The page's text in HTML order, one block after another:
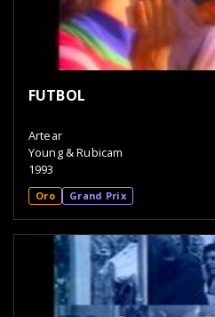
FUTBOL
Artear
Young & Rubicam
1993
Oro Grand Prix